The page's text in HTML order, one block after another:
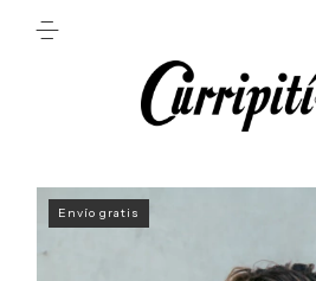
Envío gratis